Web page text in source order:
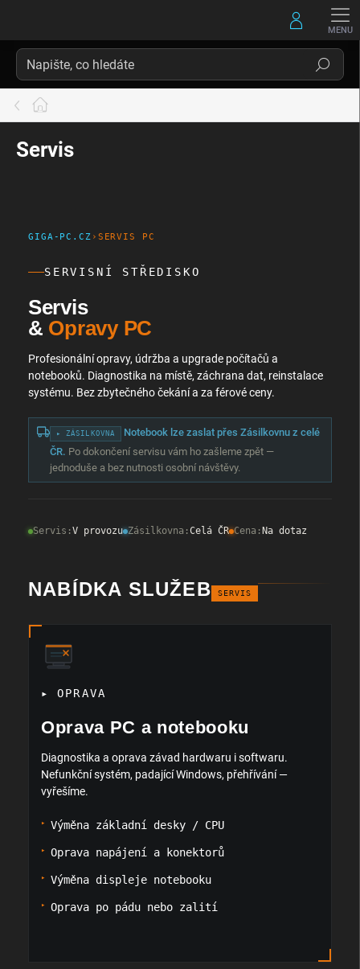
obsah
Hledat
Domů
Servis
GIGA-PC.CZ › SERVIS PC
SERVISNÍ STŘEDISKO
Servis
& Opravy PC
Profesionální opravy, údržba a upgrade počítačů a
notebooků. Diagnostika na místě, záchrana dat, reinstalace
systému. Bez zbytečného čekání a za férové ceny.
▸ ZÁSILKOVNA
Notebook lze zaslat přes Zásilkovnu z celé
ČR. Po dokončení servisu vám ho zašleme zpět —
jednoduše a bez nutnosti osobní návštěvy.
Servis:V provozu Zásilkovna:Celá ČR Cena: Na dotaz
NABÍDKA SLUŽEB SERVIS
▸ OPRAVA
Oprava PC a notebooku
Diagnostika a oprava závad hardwaru i softwaru.
Nefunkční systém, padající Windows, přehřívání —
vyřešíme.
Výměna základní desky / CPU
Oprava napájení a konektorů
Výměna displeje notebooku
Oprava po pádu nebo zalití